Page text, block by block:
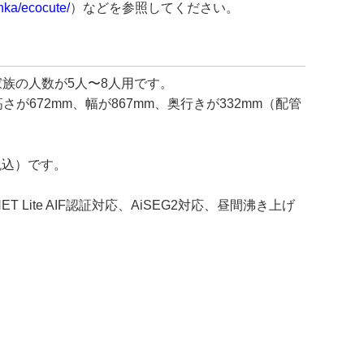
ecocute/）などを参照してください。
の人数が5人〜8人用です。
が672mm、幅が867mm、奥行きが332mm（配管
）です。
Lite AIF認証対応、AiSEG2対応、昼間沸き上げ